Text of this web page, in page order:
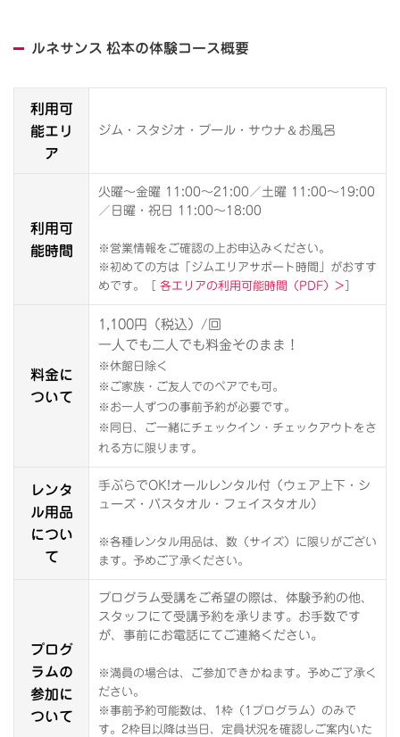
ルネサンス 松本の体験コース概要
利用可
能エリ
ア
ジム・スタジオ・プール・サウナ ＆ お風呂
利用可
能時間
火曜～金曜 11:00～21:00／土曜 11:00～19:00
／日曜・祝日 11:00～18:00
※営業情報をご確認の上お申込みください。
※初めての方は「ジムエリアサポート時間」がおすす
めです。［ 各エリアの利用可能時間（PDF）>
料金に
ついて
1,100円（税込）/回
一人でも二人でも料金そのまま！
※休館日除く
※ご家族・ご友人でのペアでも可。
※お一人ずつの事前予約が必要です。
※同日、ご一緒にチェックイン・チェックアウトをさ
れる方に限ります。
レンタ
ル用品
につい
て
手ぶらでOK!オールレンタル付（ウェア上下・シ
ューズ・バスタオル・フェイスタオル）
※各種レンタル用品は、数（サイズ）に限りがござい
ます。予めご了承ください。
プログ
ラムの
参加に
ついて
プログラム受講をご希望の際は、体験予約の他、
スタッフにて受講予約を承ります。お手数です
が、事前にお電話にてご連絡ください。
※満員の場合は、ご参加できかねます。予めご了承く
ださい。
※事前予約可能数は、1枠（1プログラム）のみで
す。2枠目以降は当日、定員状況を確認しご案内いた